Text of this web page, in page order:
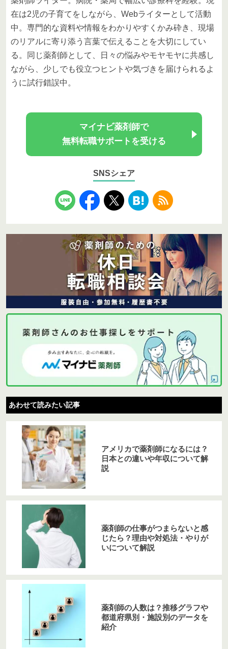
在は2児の子育てをしながら、Webライターとして活動
中。専門的な資料や情報をわかりやすくかみ砕き、現場
のリアルに寄り添う言葉で伝えることを大切にしてい
る。同じ薬剤師として、日々の悩みやモヤモヤに共感し
ながら、少しでも役立つヒントや気づきを届けられるよ
うに試行錯誤中。
マイナビ薬剤師で
無料転職サポートを受ける
SNSシェア
あわせて読みたい記事
アメリカで薬剤師になるには？
日本との違いや年収について解
説
薬剤師の仕事がつまらないと感
じたら？理由や対処法・やりが
いについて解説
薬剤師の人数は？推移グラフや
都道府県別・施設別のデータを
紹介